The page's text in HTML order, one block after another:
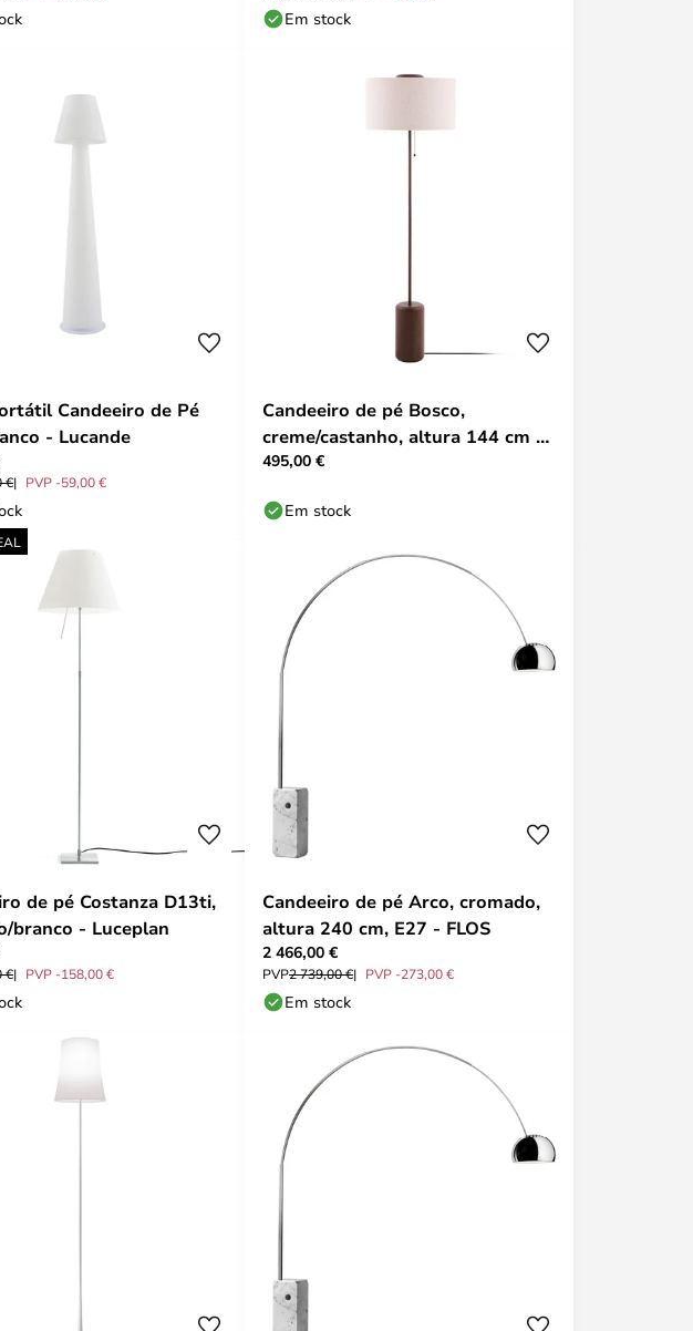
Em stock
Candeeiro de Pé
- Lucande
€ PVP -59,00 €
Candeeiro de pé Bosco,
creme/castanho, altura 144 cm -
Globen Lighting
495,00 €
Em stock
de pé Costanza D13ti,
branco - Luceplan
€ PVP -158,00 €
Candeeiro de pé Arco, cromado,
altura 240 cm, E27 - FLOS
2 466,00 €
PVP2 739,00 € PVP -273,00 €
Em stock